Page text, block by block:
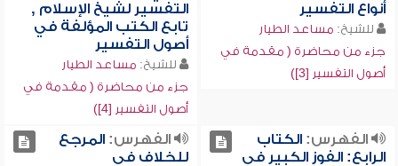
أنواع التفسير
للشيخ: مساعد الطيار
جزء من محاضرة ( مقدمة في
أصول التفسير [3])
التفسير لشيخ الإسلام ,
تابع الكتب المؤلفة في
أصول التفسير
للشيخ: مساعد الطيار
جزء من محاضرة ( مقدمة في
أصول التفسير [4])
الفهرس:الكتاب
الرابع: الفوز الكبير في
الفهرس:المرجع
للخلاف في